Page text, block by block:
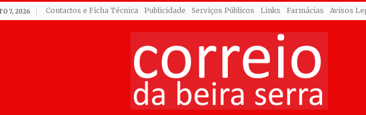
7, 2026 Contactos e Ficha Técnica Publicidade Serviços Públicos Links Farmácias Avisos